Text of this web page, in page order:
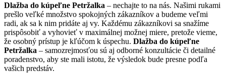
Dlažba do kúpeľne Petržalka – nechajte to na nás. Našimi rukami
prešlo veľké množstvo spokojných zákazníkov a budeme veľmi
radi, ak sa k nim pridáte aj vy. Každému zákazníkovi sa snažíme
prispôsobiť a vyhovieť v maximálnej možnej miere, pretože vieme,
že osobný prístup je kľúčom k úspechu. Dlažba do kúpeľne
Petržalka – samozrejmosťou sú aj odborné konzultácie či detailné
poradenstvo, aby ste mali istotu, že výsledok bude presne podľa
vašich predstáv.